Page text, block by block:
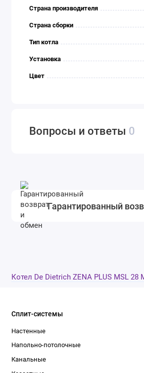
Страна производителя
Страна сборки
Тип котла
Установка
Цвет
Вопросы и ответы 0
Гарантированный
Котел De Dietrich ZENA PLUS MSL
Сплит-системы
Настенные
Напольно-потолочные
Канальные